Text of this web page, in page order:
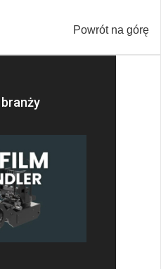
Powrót na górę